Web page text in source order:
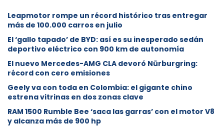
Leapmotor rompe un récord histórico tras entregar
más de 100.000 carros en julio
El ‘gallo tapado’ de BYD: así es su inesperado sedán
deportivo eléctrico con 900 km de autonomía
El nuevo Mercedes-AMG CLA devoró Nürburgring:
récord con cero emisiones
Geely va con toda en Colombia: el gigante chino
estrena vitrinas en dos zonas clave
RAM 1500 Rumble Bee ‘saca las garras’ con el motor V8
y alcanza más de 900 hp